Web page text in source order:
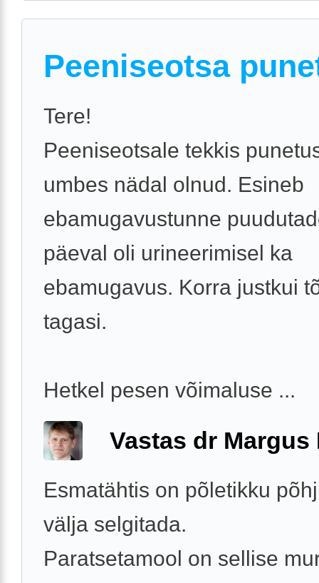
Peeniseotsa
Tere!
Peeniseotsale tekkis
umbes nädal olnud. Esineb
ebamugavustunne
päeval oli urineerimisel ka
ebamugavus. Korra justkui
tagasi.
Hetkel pesen võimaluse ...
Vastas dr Margus
Esmatähtis on põletikku
välja selgitada.
Paratsetamool on sellise